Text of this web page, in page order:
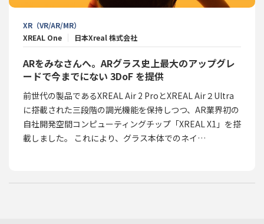
XR（VR/AR/MR）
XREAL One
日本Xreal 株式会社
ARをみなさんへ。ARグラス史上最大のアップグレ
ードで今までにない 3DoF を提供
前世代の製品であるXREAL Air 2 ProとXREAL Air２Ultra
に搭載された三段階の調光機能を保持しつつ、AR業界初の
自社開発空間コンピューティングチップ「XREAL X1」を搭
載しました。 これにより、グラス本体でのネイ…